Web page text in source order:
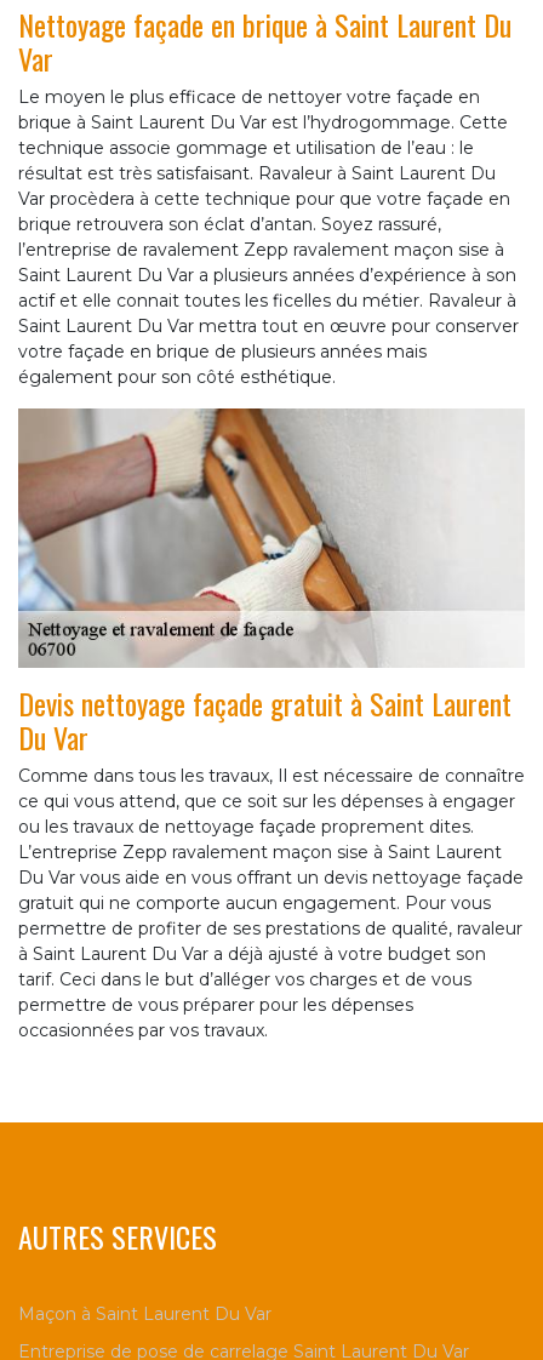
Nettoyage façade en brique à Saint Laurent Du
Var
Le moyen le plus efficace de nettoyer votre façade en
brique à Saint Laurent Du Var est l’hydrogommage. Cette
technique associe gommage et utilisation de l’eau : le
résultat est très satisfaisant. Ravaleur à Saint Laurent Du
Var procèdera à cette technique pour que votre façade en
brique retrouvera son éclat d’antan. Soyez rassuré,
l’entreprise de ravalement Zepp ravalement maçon sise à
Saint Laurent Du Var a plusieurs années d’expérience à son
actif et elle connait toutes les ficelles du métier. Ravaleur à
Saint Laurent Du Var mettra tout en œuvre pour conserver
votre façade en brique de plusieurs années mais
également pour son côté esthétique.
Devis nettoyage façade gratuit à Saint Laurent
Du Var
Comme dans tous les travaux, Il est nécessaire de connaître
ce qui vous attend, que ce soit sur les dépenses à engager
ou les travaux de nettoyage façade proprement dites.
L’entreprise Zepp ravalement maçon sise à Saint Laurent
Du Var vous aide en vous offrant un devis nettoyage façade
gratuit qui ne comporte aucun engagement. Pour vous
permettre de profiter de ses prestations de qualité, ravaleur
à Saint Laurent Du Var a déjà ajusté à votre budget son
tarif. Ceci dans le but d’alléger vos charges et de vous
permettre de vous préparer pour les dépenses
occasionnées par vos travaux.
AUTRES SERVICES
Maçon à Saint Laurent Du Var
Entreprise de pose de carrelage Saint Laurent Du Var